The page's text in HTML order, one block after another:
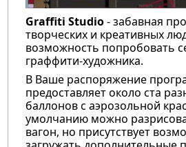
Graffiti Studio- забавная
творческих и креативных
возможность попробовать
граффити-художника.
В Ваше распоряжение
предоставляет около ста
баллонов с аэрозольной
умолчанию можно
вагон, но присутствует